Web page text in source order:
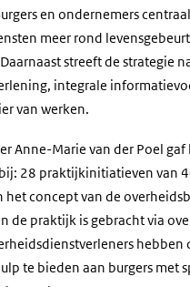
en ondernemers
meer rond
streeft de strategie
integrale
van werken.
Anne-Marie van der Poel gaf
28 praktijkinitiatieven van
het concept van de
de praktijk is gebracht via
hebben
te bieden aan burgers met